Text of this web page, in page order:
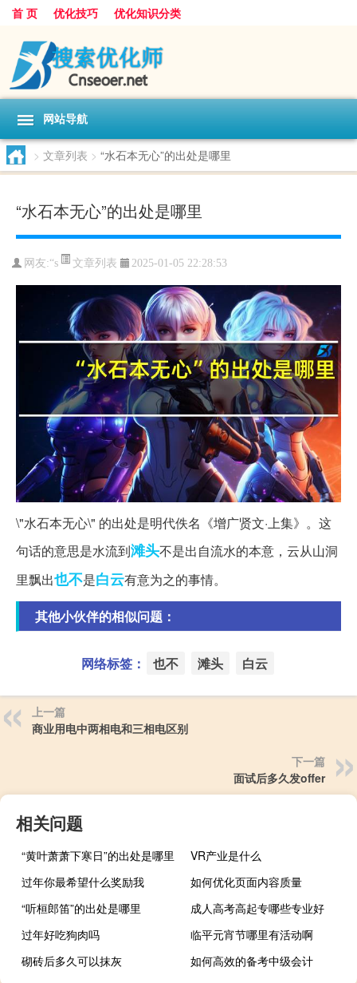
首 页 优化技巧 优化知识分类
网站导航
> 文章列表 > “水石本无心”的出处是哪里
“水石本无心”的出处是哪里
网友:“s 文章列表 2025-01-05 22:28:53
\"水石本无心\" 的出处是明代佚名《增广贤文·上集》。这
句话的意思是水流到滩头不是出自流水的本意，云从山洞
里飘出也不是白云有意为之的事情。
其他小伙伴的相似问题：
网络标签： 也不 滩头 白云
上一篇
商业用电中两相电和三相电区别
下一篇
面试后多久发offer
相关问题
“黄叶萧萧下寒日”的出处是哪里
VR产业是什么
过年你最希望什么奖励我
如何优化页面内容质量
“听桓郎笛”的出处是哪里
成人高考高起专哪些专业好
过年好吃狗肉吗
临平元宵节哪里有活动啊
砌砖后多久可以抹灰
如何高效的备考中级会计